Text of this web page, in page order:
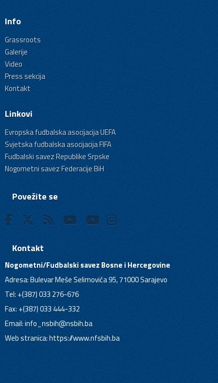
Info
Grassroots
Galerije
Video
Press sekcija
Kontakt
Linkovi
Evropska fudbalska asocijacija UEFA
Svjetska fudbalska asocijacija FIFA
Fudbalski savez Republike Srpske
Nogometni savez Federacije BiH
Povežite se
Kontakt
Nogometni/Fudbalski savez Bosne i Hercegovine
Adresa: Bulevar Meše Selimovića 95, 71000 Sarajevo
Tel: +(387) 033 276-676
Fax: +(387) 033 444-332
Email:info_nsbih@nsbih.ba
Web stranica: https://www.nfsbih.ba